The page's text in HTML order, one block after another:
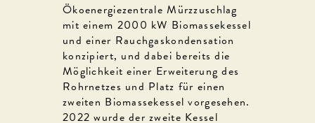
Ökoenergiezentrale Mürzzuschlag
mit einem 2000 kW Biomassekessel
und einer Rauchgaskondensation
konzipiert, und dabei bereits die
Möglichkeit einer Erweiterung des
Rohrnetzes und Platz für einen
zweiten Biomassekessel vorgesehen.
2022 wurde der zweite Kessel